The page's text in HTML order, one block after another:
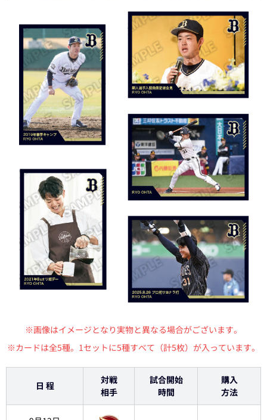
※画像はイメージとなり実物と異なる場合がございます。
※カードは全5種。1セットに5種すべて（計5枚）が入っています。
日 程
対戦
相手
試合開始
時間
購入
方法